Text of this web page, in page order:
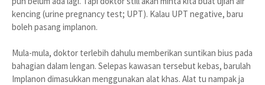
kencing (urine pregnancy test; UPT). Kalau UPT negative, baru
boleh pasang implanon.
Mula-mula, doktor terlebih dahulu memberikan suntikan bius pada
bahagian dalam lengan. Selepas kawasan tersebut kebas, barulah
Implanon dimasukkan menggunakan alat khas. Alat tu nampak ja